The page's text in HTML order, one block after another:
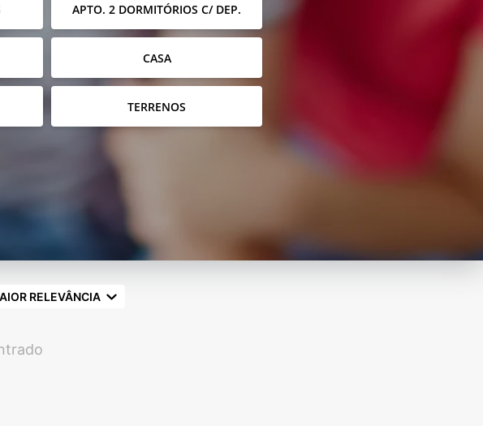
APTO. 2 DORMITÓRIOS C/ DEP.
CASA
TERRENOS
RELEVÂNCIA